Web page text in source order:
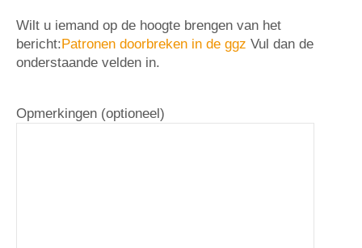
Wilt u iemand op de hoogte brengen van het
bericht:Patronen doorbreken in de ggz Vul dan de
onderstaande velden in.
Opmerkingen (optioneel)